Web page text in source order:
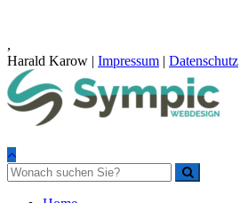
,
Harald Karow | Impressum | Datenschutz